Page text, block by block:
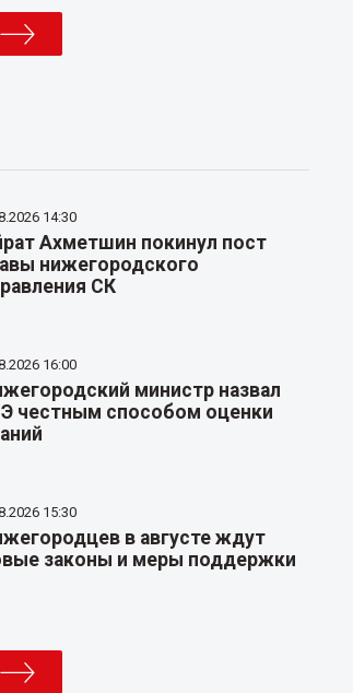
14:30
Ахметшин покинул пост
нижегородского
СК
16:00
министр назвал
честным способом оценки
15:30
в августе ждут
законы и меры поддержки